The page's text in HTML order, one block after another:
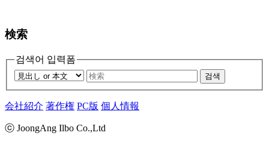
検索
검색어 입력폼
검색
会社紹介 著作権 PC版 個人情報
ⓒ JoongAng Ilbo Co.,Ltd